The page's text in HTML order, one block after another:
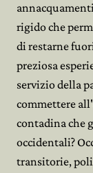
rigido che
di restarne
preziosa
servizio della
commettere
contadina che
occidentali?
transitorie,